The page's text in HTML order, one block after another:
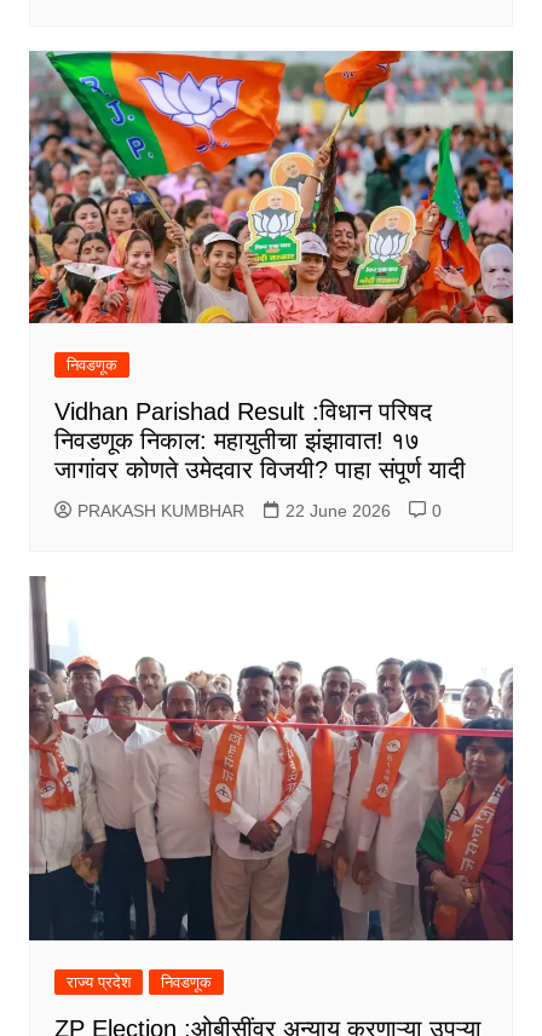
निवडणूक
Vidhan Parishad Result :विधान परिषद
निवडणूक निकाल: महायुतीचा झंझावात! १७
जागांवर कोणते उमेदवार विजयी? पाहा संपूर्ण यादी
PRAKASH KUMBHAR 22 June 2026 0
राज्य प्रदेश निवडणूक
ZP Election :ओबीसींवर अन्याय करणाऱ्या उपऱ्या